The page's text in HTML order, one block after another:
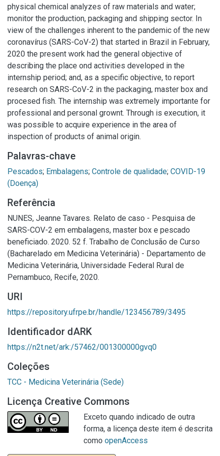
physical chemical analyzes of raw materials and water;
monitor the production, packaging and shipping sector. In
view of the challenges inherent to the pandemic of the new
coronavírus (SARS-CoV-2) that started in Brazil in February,
2020 the present work had the general objective of
describing the place ond activities developed in the
internship period; and, as a specific objective, to report
research on SARS-CoV-2 in the packaging, master box and
procesed fish. The internship was extremely importante for
professional and personal grownt. Through is execution, it
was possible to acquire experience in the area of
inspection of products of animal origin.
Palavras-chave
Pescados; Embalagens; Controle de qualidade; COVID-19
(Doença)
Referência
NUNES, Jeanne Tavares. Relato de caso - Pesquisa de
SARS-COV-2 em embalagens, master box e pescado
beneficiado. 2020. 52 f. Trabalho de Conclusão de Curso
(Bacharelado em Medicina Veterinária) - Departamento de
Medicina Veterinária, Universidade Federal Rural de
Pernambuco, Recife, 2020.
URI
https://repository.ufrpe.br/handle/123456789/3495
Identificador dARK
https://n2t.net/ark:/57462/001300000gvq0
Coleções
TCC - Medicina Veterinária (Sede)
Licença Creative Commons
Exceto quando indicado de outra
forma, a licença deste item é descrita
como openAccess